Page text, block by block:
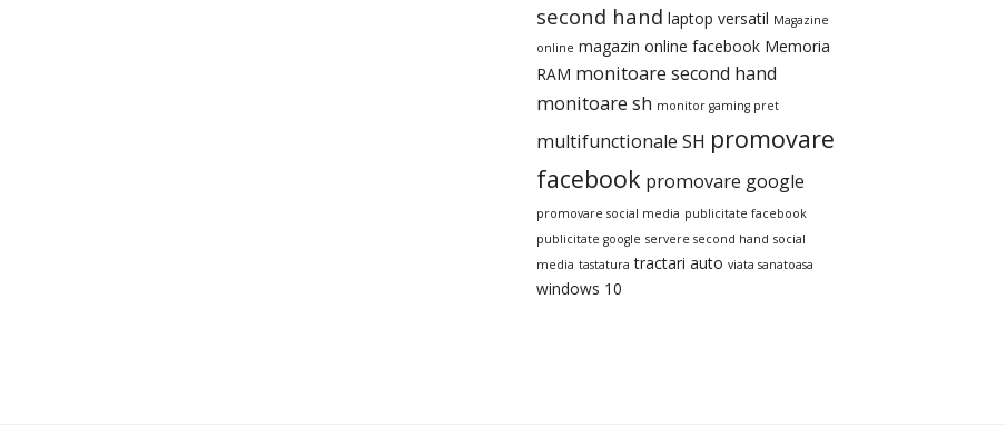
second hand laptop versatil Magazine
online magazin online facebook Memoria
RAM monitoare second hand
monitoare sh monitor gaming pret
multifunctionale SH promovare
facebook promovare google
promovare social media publicitate facebook
publicitate google servere second hand social
media tastatura tractari auto viata sanatoasa
windows 10